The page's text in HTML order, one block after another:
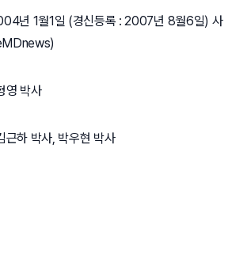
년 1월1일 (경신등록 : 2007년 8월6일) 사
영 박사
하 박사, 박우현 박사